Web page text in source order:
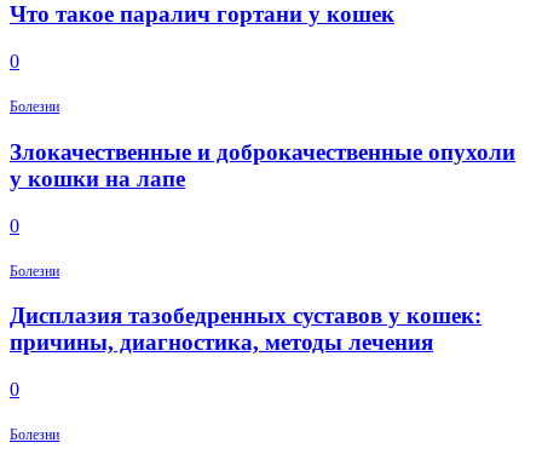
Что такое паралич гортани у кошек
0
Болезни
Злокачественные и доброкачественные опухоли
у кошки на лапе
0
Болезни
Дисплазия тазобедренных суставов у кошек:
причины, диагностика, методы лечения
0
Болезни